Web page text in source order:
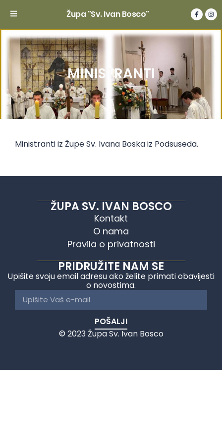
Župa "Sv. Ivan Bosco"
MINISTRANTI
Ministranti iz Župe Sv. Ivana Boska iz Podsuseda.
ŽUPA SV. IVAN BOSCO
Kontakt
O nama
Pravila o privatnosti
PRIDRUŽITE NAM SE
Upišite svoju email adresu ako želite primati obavijesti
o novostima.
POŠALJI
© 2023 Župa Sv. Ivan Bosco